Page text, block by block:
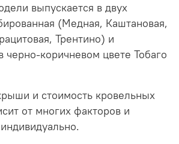
выпускается в двух
(Медная, Каштановая,
Трентино) и
черно-коричневом цвете Тобаго
и стоимость кровельных
от многих факторов и